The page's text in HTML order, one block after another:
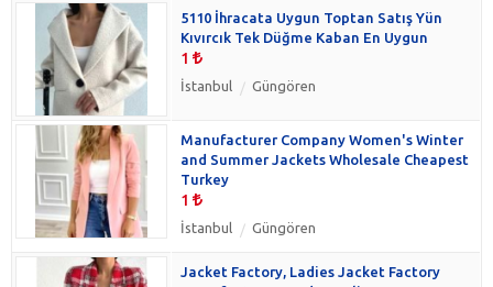
5110 İhracata Uygun Toptan Satış Yün
Kıvırcık Tek Düğme Kaban En Uygun
1
İstanbul Güngören
Manufacturer Company Women's Winter
and Summer Jackets Wholesale Cheapest
Turkey
1
İstanbul Güngören
Jacket Factory, Ladies Jacket Factory